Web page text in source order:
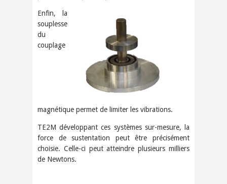
Enfin, la
souplesse
du
couplage
magnétique permet de limiter les vibrations.
TE2M développant ces systèmes sur-mesure, la
force de sustentation peut être précisément
choisie. Celle-ci peut atteindre plusieurs milliers
de Newtons.